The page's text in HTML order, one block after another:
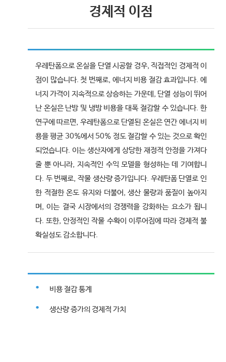
경제적 이점
우레탄폼으로 온실을 단열 시공할 경우, 직접적인 경제적 이
점이 많습니다. 첫 번째로, 에너지 비용 절감 효과입니다. 에
너지 가격이 지속적으로 상승하는 가운데, 단열 성능이 뛰어
난 온실은 난방 및 냉방 비용을 대폭 절감할 수 있습니다. 한
연구에 따르면, 우레탄폼으로 단열된 온실은 연간 에너지 비
용을 평균 30%에서 50% 정도 절감할 수 있는 것으로 확인
되었습니다. 이는 생산자에게 상당한 재정적 안정을 가져다
줄 뿐 아니라, 지속적인 수익 모델을 형성하는 데 기여합니
다. 두 번째로, 작물 생산량 증가입니다. 우레탄폼 단열로 인
한 적절한 온도 유지와 더불어, 생산 물량과 품질이 높아지
며, 이는 결국 시장에서의 경쟁력을 강화하는 요소가 됩니
다. 또한, 안정적인 작물 수확이 이루어짐에 따라 경제적 불
확실성도 감소합니다.
비용 절감 통계
생산량 증가의 경제적 가치